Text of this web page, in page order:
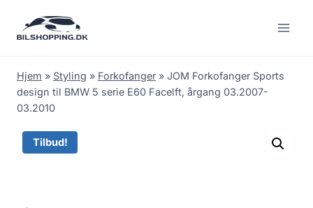
Hjem » Styling » Forkofanger » JOM Forkofanger Sports
design til BMW 5 serie E60 Facelft, årgang 03.2007-
03.2010
Tilbud!